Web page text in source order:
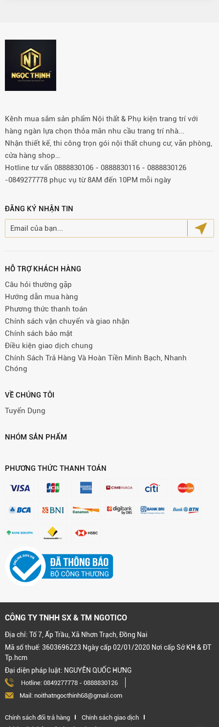
Kênh mua sắm sản phẩm Nội thất & Phụ kiện trang trí với
hàng ngàn lựa chọn thỏa mãn nhu cầu trang trí nhà...
Nhận thiết kế, thi công trọn gói nội thất chung cư, văn phòng,
cửa hàng shop…
Hotline tư vấn 0888830106 - 0888830116 - 0888830126
-0849277778 phục vụ từ 8AM đến 10PM mỗi ngày
ĐĂNG KÝ NHẬN TIN
HỖ TRỢ KHÁCH HÀNG
Câu hỏi thường gặp
Hướng dẫn mua hàng
Phương thức thanh toán
Chính sách vận chuyển và giao nhận
Chính sách bảo mật
Điều kiện giao dịch chung
Chính Sách Trả Hàng Và Hoàn Tiền Minh Bạch, Nhanh
Chóng
VỀ CHÚNG TÔI
Tuyển Dụng
NHÓM SẢN PHẨM
PHƯƠNG THỨC THANH TOÁN
CÔNG TY TNHH SX & TM NGOTICO
Địa chỉ: Tổ 7, Ấp Trầu, Xã Nhơn Trạch, Đồng Nai
Mã số thuế: 3603696223 Ngày cấp 02/01/2020 Nơi cấp Sở KH & ĐT
Tp.hcm
Đại diện pháp luật: NGUYỄN QUỐC HƯNG
Hotline: 0849277778 - 0888830126
Mail: noithatngocthinh68@gmail.com
Chính sách đổi trả hàng
Chính sách giao dịch